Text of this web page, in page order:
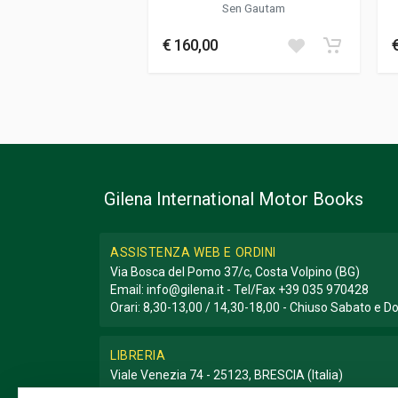
Genere o Collana Storico; Tecnico
Sen Gautam
€ 160,00
Gilena International Motor Books
ASSISTENZA WEB E ORDINI
Via Bosca del Pomo 37/c, Costa Volpino (BG)
Email: info@gilena.it - Tel/Fax +39 035 970428
Orari: 8,30-13,00 / 14,30-18,00 - Chiuso Sabato e
LIBRERIA
Viale Venezia 74 - 25123, BRESCIA (Italia)
Email:libreria@gilena.it- Tel/Fax+39 030 3776786